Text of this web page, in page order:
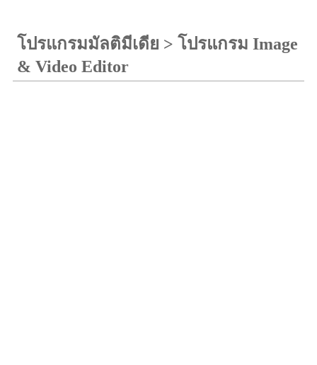
โปรแกรมมัลติมีเดีย > โปรแกรม Image
& Video Editor